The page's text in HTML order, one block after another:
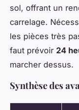
sol, offrant un
carrelage.
les pièces très
faut prévoir 24
marcher dessus.
Synthèse des